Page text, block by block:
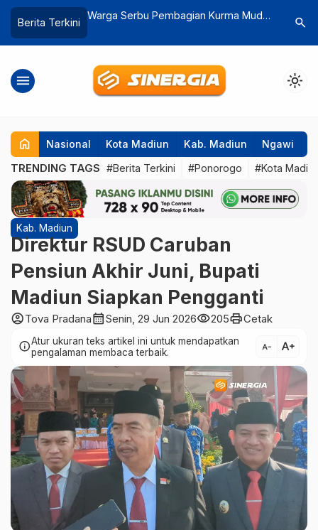
Berita Terkini
Pembagian Kurma Muda Wagiyem, Nenek 66 Tahun Asal
Sabut Kelapa
search
menu light_mode
home Nasional Kota Madiun Kab. Madiun Ngawi
TRENDING TAGS #Berita Terkini #Ponorogo #Kota
Kab. Madiun
Direktur RSUD Caruban
Pensiun Akhir Juni, Bupati
Madiun Siapkan Pengganti
account_circleTova Pradanacalendar_monthSenin, 29 Jun 2026visibility205printCetak
infoAtur ukuran teks artikel ini untuk mendapatkan
pengalaman membaca terbaik.
text_decrease text_increase